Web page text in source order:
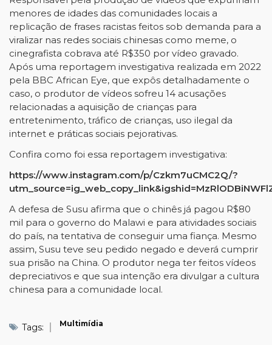
menores de idades das comunidades locais a
replicação de frases racistas feitos sob demanda para a
viralizar nas redes sociais chinesas como meme, o
cinegrafista cobrava até R$350 por vídeo gravado.
Após uma reportagem investigativa realizada em 2022
pela BBC African Eye, que expôs detalhadamente o
caso, o produtor de vídeos sofreu 14 acusações
relacionadas a aquisição de crianças para
entretenimento, tráfico de crianças, uso ilegal da
internet e práticas sociais pejorativas.
Confira como foi essa reportagem investigativa:
https://www.instagram.com/p/Czkm7uCMC2Q/?
A defesa de Susu afirma que o chinês já pagou R$80
mil para o governo do Malawi e para atividades sociais
do país, na tentativa de conseguir uma fiança. Mesmo
assim, Susu teve seu pedido negado e deverá cumprir
sua prisão na China. O produtor nega ter feitos vídeos
depreciativos e que sua intenção era divulgar a cultura
chinesa para a comunidade local.
Tags: Multimídia